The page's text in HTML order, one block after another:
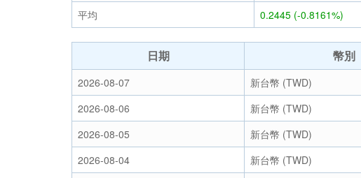
平均
0.2445 (-0.8161%)
日期 幣別
2026-08-07 新台幣 (TWD)
2026-08-06
新台幣 (TWD)
2026-08-05
新台幣 (TWD)
2026-08-04
新台幣 (TWD)